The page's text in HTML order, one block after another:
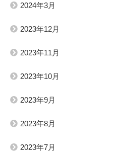
2024年3月
2023年12月
2023年11月
2023年10月
2023年9月
2023年8月
2023年7月